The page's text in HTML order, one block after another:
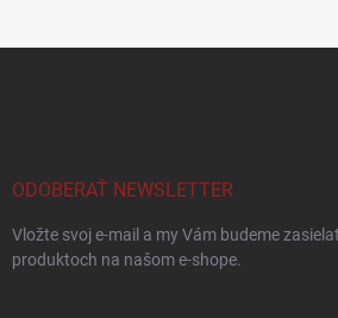
ODOBERAŤ NEWSLETTER
Vložte svoj e-mail a my Vám budeme
produktoch na našom e-shope.